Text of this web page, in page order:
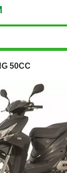
50CC